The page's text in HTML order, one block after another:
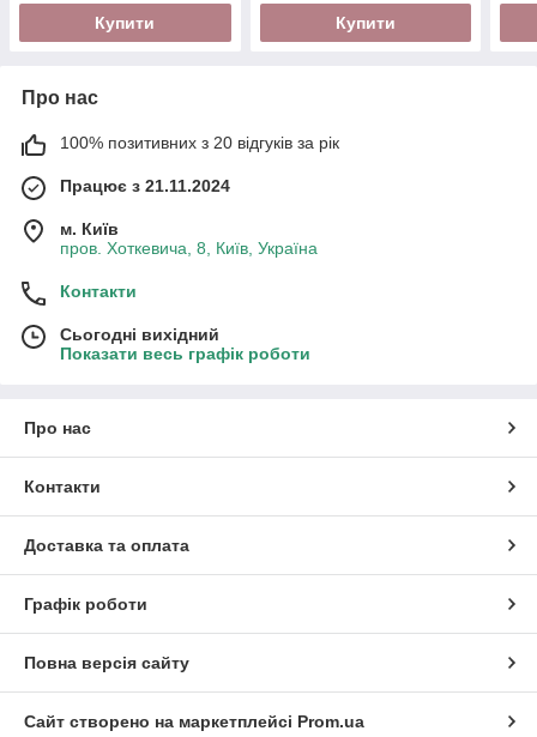
Купити Купити
Про нас
100% позитивних з 20 відгуків за рік
Працює з 21.11.2024
м. Київ
пров. Хоткевича, 8, Київ, Україна
Контакти
Сьогодні вихідний
Показати весь графік роботи
Про нас
Контакти
Доставка та оплата
Графік роботи
Повна версія сайту
Сайт створено на маркетплейсі Prom.ua